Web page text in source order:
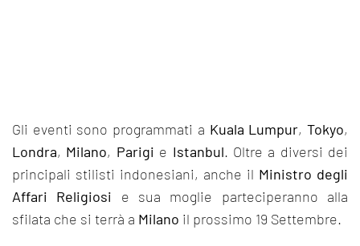
Gli eventi sono programmati a Kuala Lumpur,Tokyo,
Londra, Milano, Parigi e Istanbul. Oltre a diversi dei
principali stilisti indonesiani, anche il Ministro degli
Affari Religiosi e sua moglie parteciperanno alla
sfilata che si terrà a Milano il prossimo 19 Settembre.